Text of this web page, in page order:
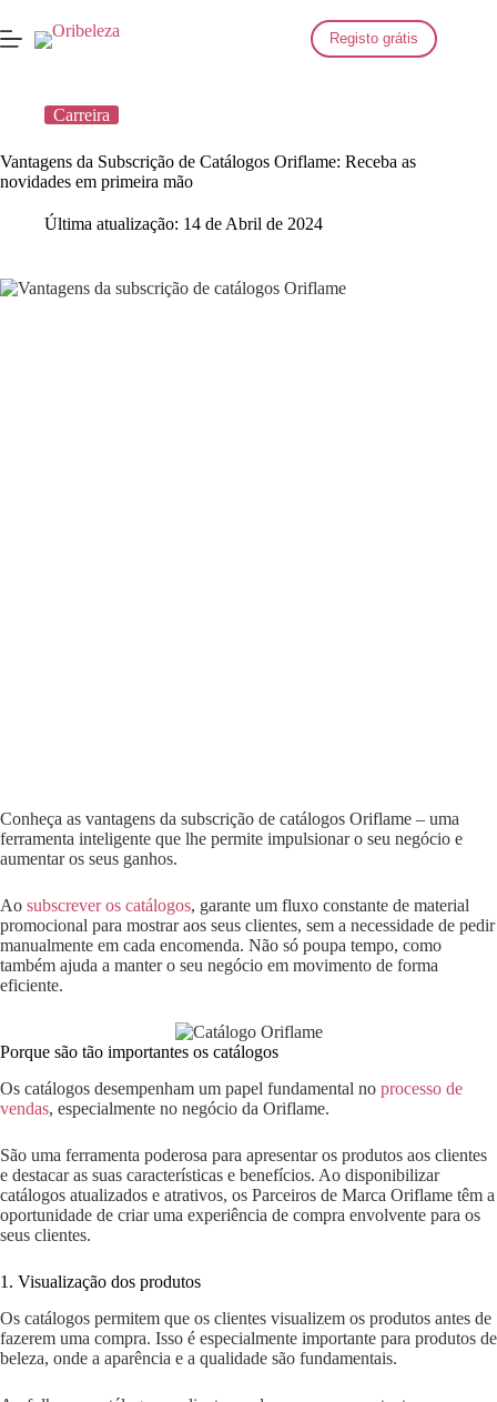
para
o
Registo grátis
Carreira
Vantagens da Subscrição de Catálogos Oriflame: Receba as
novidades em primeira mão
Última atualização: 14 de Abril de 2024
Conheça as vantagens da subscrição de catálogos Oriflame – uma
ferramenta inteligente que lhe permite impulsionar o seu negócio e
aumentar os seus ganhos.
Ao subscrever os catálogos, garante um fluxo constante de material
promocional para mostrar aos seus clientes, sem a necessidade de pedir
manualmente em cada encomenda. Não só poupa tempo, como
também ajuda a manter o seu negócio em movimento de forma
eficiente.
Porque são tão importantes os catálogos
Os catálogos desempenham um papel fundamental no processo de
vendas, especialmente no negócio da Oriflame.
São uma ferramenta poderosa para apresentar os produtos aos clientes
e destacar as suas características e benefícios. Ao disponibilizar
catálogos atualizados e atrativos, os Parceiros de Marca Oriflame têm a
oportunidade de criar uma experiência de compra envolvente para os
seus clientes.
1. Visualização dos produtos
Os catálogos permitem que os clientes visualizem os produtos antes de
fazerem uma compra. Isso é especialmente importante para produtos de
beleza, onde a aparência e a qualidade são fundamentais.